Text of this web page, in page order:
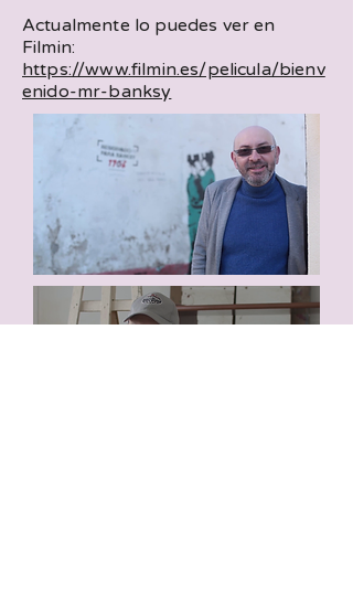
Actualmente lo puedes ver en
Filmin:
https://www.filmin.es/pelicula/bienv
enido-mr-banksy